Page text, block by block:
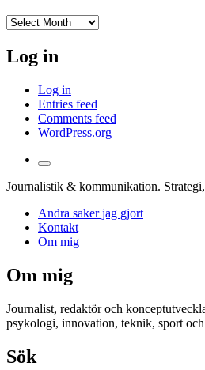
Log in
Log in
Entries feed
Comments feed
WordPress.org
Toggle
the
search
Journalistik & kommunikation.
Andra saker jag gjort
Kontakt
Om mig
Om mig
Journalist, redaktör och
psykologi, innovation, teknik, sport
Sök